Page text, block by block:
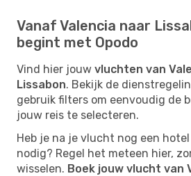
Vanaf Valencia naar
begint met Opodo
Vind hier jouw vluchten van
Lissabon. Bekijk de
gebruik filters om eenvoudig de
jouw reis te selecteren.
Heb je na je vlucht nog een
nodig? Regel het meteen hier,
wisselen. Boek jouw vlucht van